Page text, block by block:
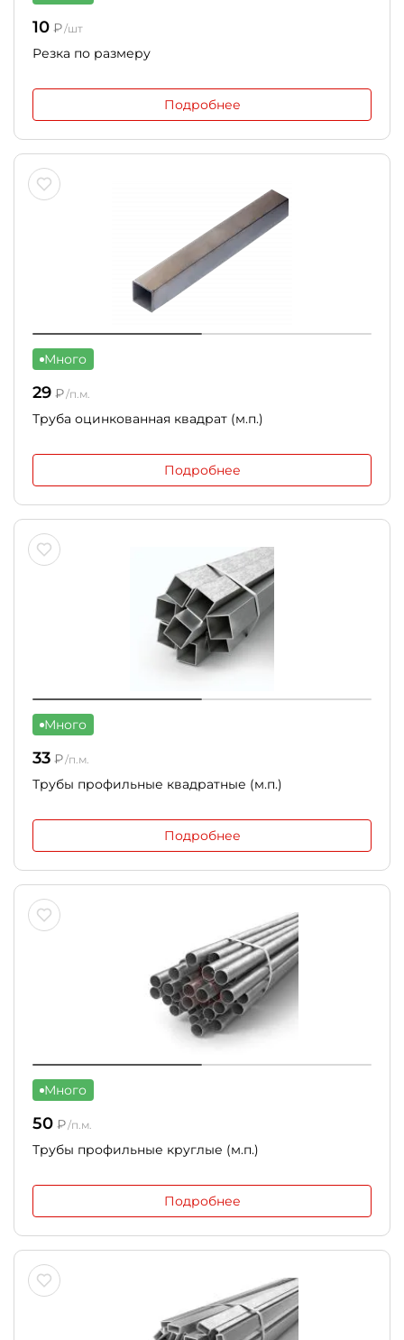
10 ₽/шт
Резка по размеру
Подробнее
Много
29 ₽/п.м.
Труба оцинкованная квадрат (м.п.)
Подробнее
Много
33 ₽/п.м.
Трубы профильные квадратные (м.п.)
Подробнее
Много
50 ₽/п.м.
Трубы профильные круглые (м.п.)
Подробнее